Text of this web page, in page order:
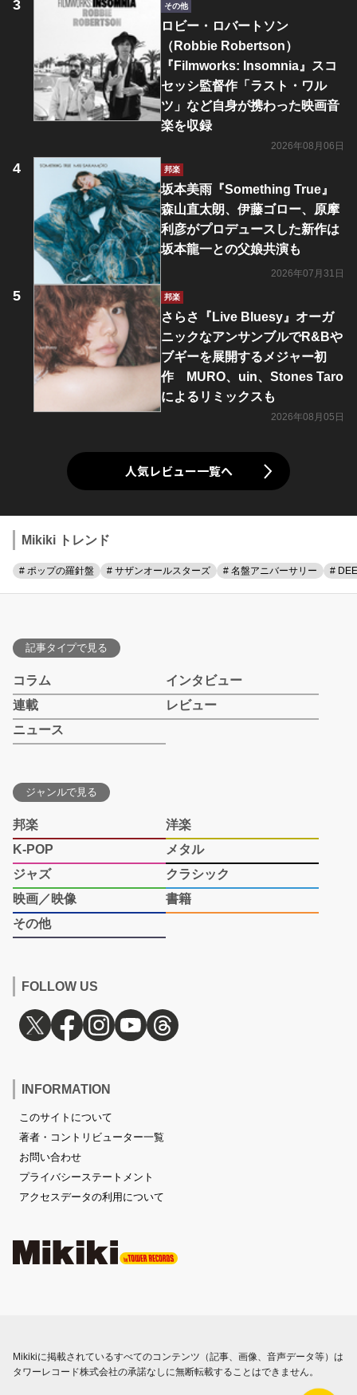
その他
ロビー・ロバートソン
（Robbie Robertson）
『Filmworks: Insomnia』スコ
セッシ監督作「ラスト・ワル
ツ」など自身が携わった映画音
楽を収録
2026年08月06日
邦楽
坂本美雨『Something True』
森山直太朗、伊藤ゴロー、原摩
利彦がプロデュースした新作は
坂本龍一との父娘共演も
2026年07月31日
邦楽
さらさ『Live Bluesy』オーガ
ニックなアンサンブルでR&Bや
ブギーを展開するメジャー初
作 MURO、uin、Stones Taro
によるリミックスも
2026年08月05日
人気レビュー一覧へ
Mikiki トレンド
# ポップの羅針盤 # サザンオールスターズ # 名盤アニバーサリー #
記事タイプで見る
コラム
インタビュー
連載
レビュー
ニュース
ジャンルで見る
邦楽
洋楽
K-POP
メタル
ジャズ
クラシック
映画／映像
書籍
その他
FOLLOW US
INFORMATION
このサイトについて
著者・コントリビューター一覧
お問い合わせ
プライバシーステートメント
アクセスデータの利用について
Mikikiに掲載されているすべてのコンテンツ（記事、画像、音声データ等）は
タワーレコード株式会社の承諾なしに無断転載することはできません。